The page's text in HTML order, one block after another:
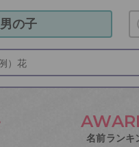
男の子
名前ランキ